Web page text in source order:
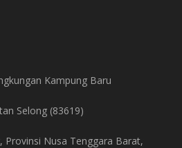
Kampung Baru
Selong (83619)
Provinsi Nusa Tenggara Barat,